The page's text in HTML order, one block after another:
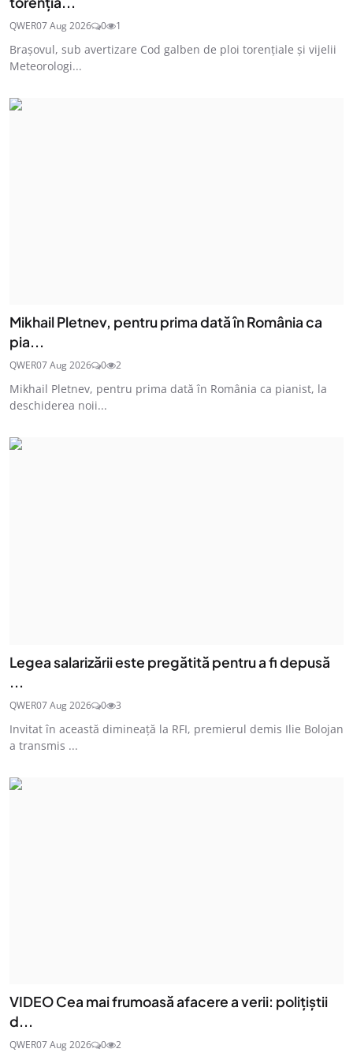
QWER07 Aug 2026 0 1
Brașovul, sub avertizare Cod galben de ploi torențiale și vijelii
Meteorologi...
Mikhail Pletnev, pentru prima dată în România ca
pia...
QWER07 Aug 2026 0 2
Mikhail Pletnev, pentru prima dată în România ca pianist, la
deschiderea noii...
Legea salarizării este pregătită pentru a fi depusă
...
QWER07 Aug 2026 0 3
Invitat în această dimineață la RFI, premierul demis Ilie Bolojan
a transmis ...
VIDEO Cea mai frumoasă afacere a verii: polițiștii
d...
QWER07 Aug 2026 0 2